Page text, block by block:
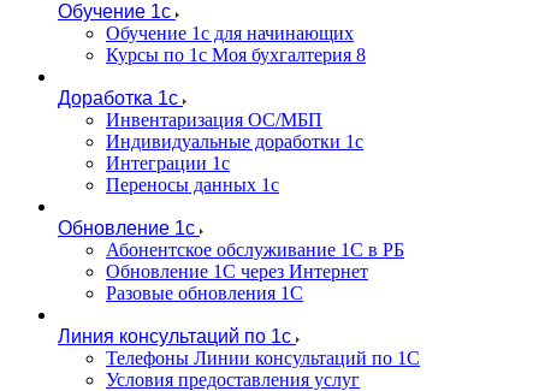
Обучение 1с
Обучение 1с для начинающих
Курсы по 1с Моя бухгалтерия 8
Доработка 1с
Инвентаризация ОС/МБП
Индивидуальные доработки 1с
Интеграции 1с
Переносы данных 1с
Обновление 1с
Абонентское обслуживание 1С в РБ
Обновление 1С через Интернет
Разовые обновления 1С
Линия консультаций по 1с
Телефоны Линии консультаций по 1С
Условия предоставления услуг